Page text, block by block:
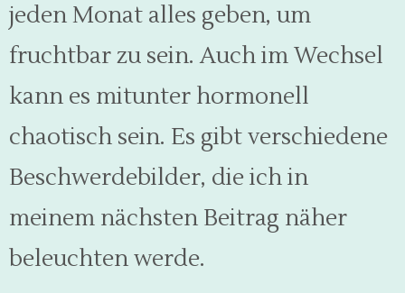
jeden Monat alles geben, um
fruchtbar zu sein. Auch im Wechsel
kann es mitunter hormonell
chaotisch sein. Es gibt verschiedene
Beschwerdebilder, die ich in
meinem nächsten Beitrag näher
beleuchten werde.